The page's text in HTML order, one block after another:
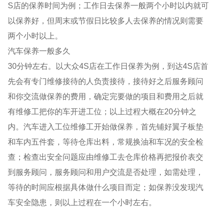
S店的保养时间为例；工作日去保养一般两个小时以内就可
以保养好，但周末或节假日比较多人去保养的情况则需要
两个小时以上。
汽车保养一般多久
30分钟左右。以大众4S店在工作日保养为例，到达4S店首
先会有专门维修接待的人负责接待，接待好之后服务顾问
和你交流做保养的费用，确定完要做的项目和费用之后就
有维修工把你的车开进工位；以上过程大概在20分钟之
内。汽车进入工位维修工开始做保养，首先铺好翼子板垫
和车内五件套，等待仓库出料，常规换油和车况的安全检
查；检查出安全问题应由维修工去仓库价格再把报价表交
到服务顾问，服务顾问和用户交流是否处理，如需处理，
等待的时间应根据具体做什么项目而定；如保养没发现汽
车安全隐患，则以上过程在一个小时左右。